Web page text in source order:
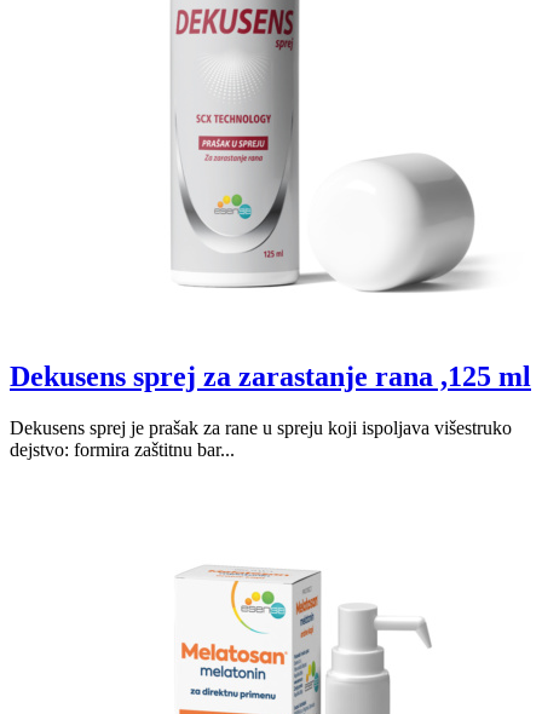
Dekusens sprej za zarastanje rana ,125 ml
Dekusens sprej je prašak za rane u spreju koji ispoljava višestruko
dejstvo: formira zaštitnu bar...